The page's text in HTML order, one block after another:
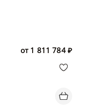
от 1 811 784 ₽